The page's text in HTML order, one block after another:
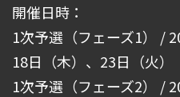
開催日時：
1次予選（フェーズ1） /
18日（木）、23日（火）
1次予選（フェーズ2） /